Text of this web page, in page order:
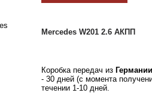
Mercedes W201 2.6 АКПП
Коробка передач из Германии
- 30 дней (с момента
течении 1-10 дней.